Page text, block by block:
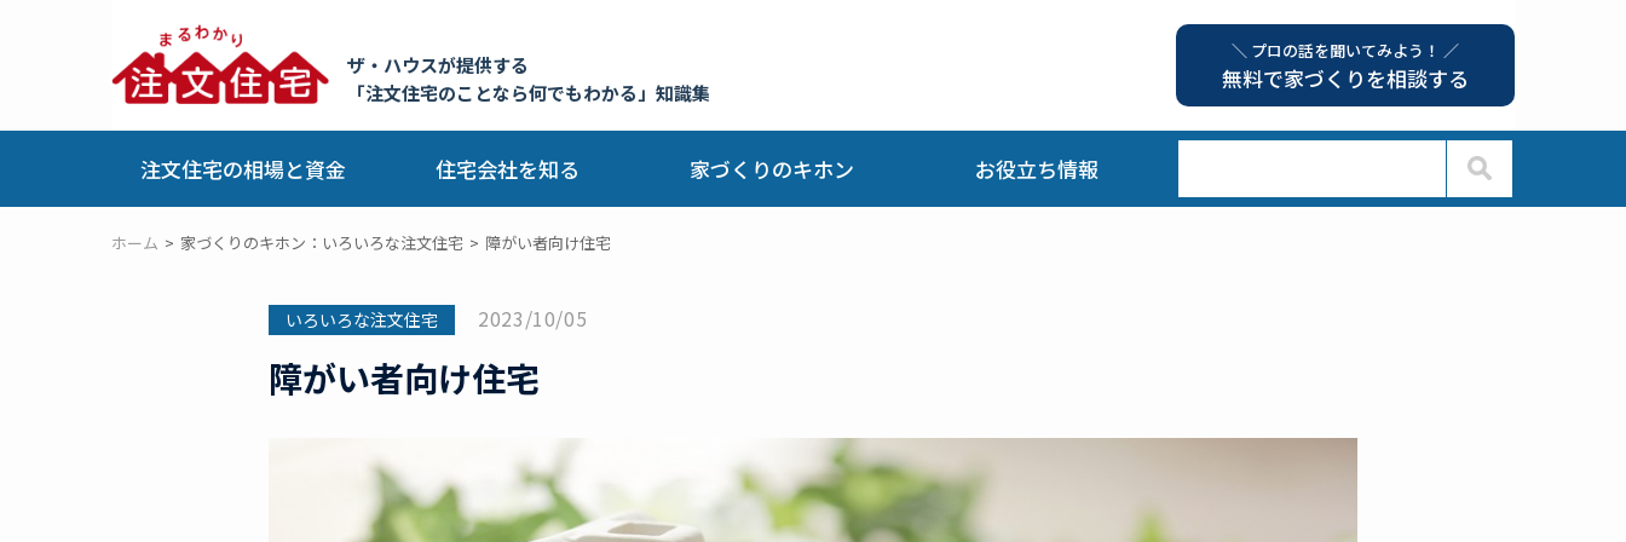
ザ・ハウスが提供する
「注文住宅のことなら何でもわかる」知識集
＼ プロの話を聞いてみよう！ ／
無料で家づくりを相談する
注文住宅の相場と資金 住宅会社を知る 家づくりのキホン お役立ち情報
ホーム 家づくりのキホン：いろいろな注文住宅 障がい者向け住宅
いろいろな注文住宅 2023/10/05
障がい者向け住宅